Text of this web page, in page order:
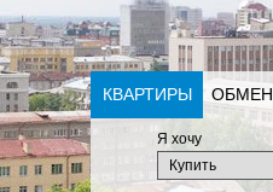
КВАРТИРЫ ОБМЕН
Я хочу